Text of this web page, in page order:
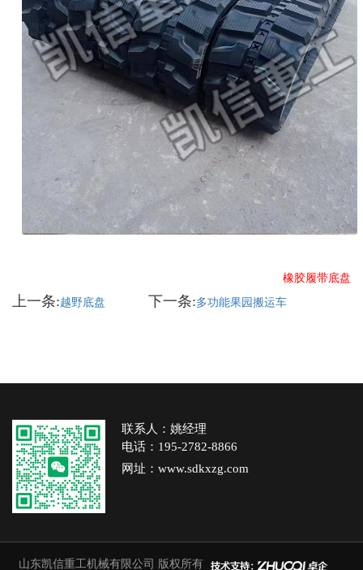
橡胶履带底盘
上一条:越野底盘 下一条:多功能果园搬运车
联系人：姚经理
电话：195-2782-8866
网址：www.sdkxzg.com
山东凯信重工机械有限公司 版权所有